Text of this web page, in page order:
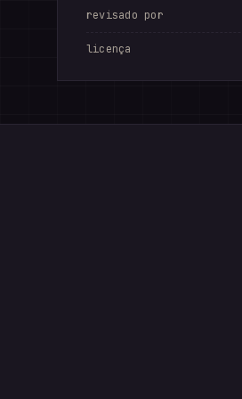
revisado por
licença